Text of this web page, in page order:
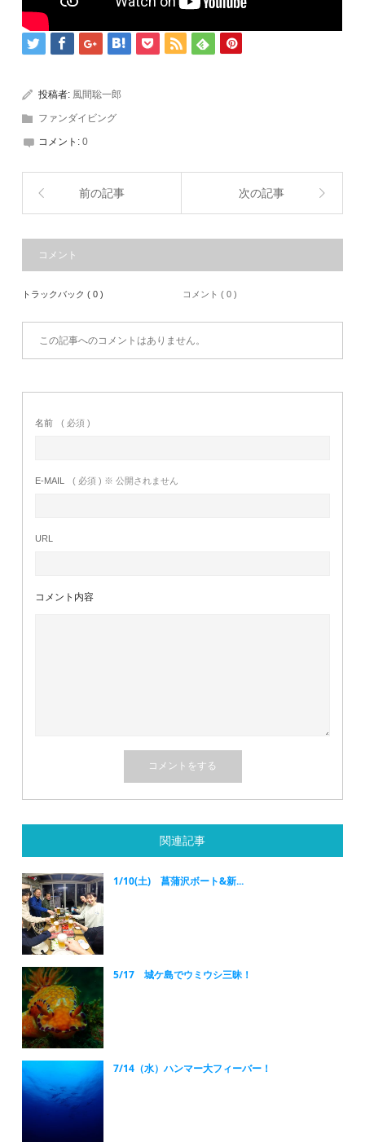
投稿者: 風間聡一郎
ファンダイビング
コメント:0
前の記事 次の記事
コメント
トラックバック ( 0 ) コメント ( 0 )
この記事へのコメントはありません。
名前 ( 必須 )
E-MAIL ( 必須 ) ※ 公開されません
URL
コメント内容
関連記事
1/10(土) 菖蒲沢ボート&新...
5/17 城ケ島でウミウシ三昧！
7/14（水）ハンマー大フィーバー！